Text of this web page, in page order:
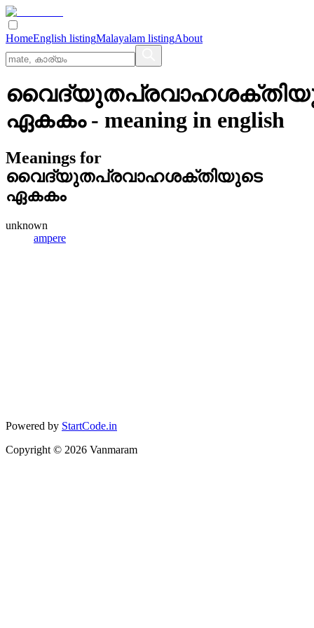
HomeEnglish listingMalayalam listingAbout
ഏകകം- meaning in english
Meanings for
വൈദ്യുതപ്രവാഹശക്തിയുടെ
ഏകകം
unknown
ampere
Powered by StartCode.in
Copyright © 2026 Vanmaram